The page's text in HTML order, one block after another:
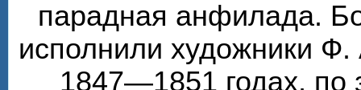
парадная анфилада.
исполнили художники
1847—1851 годах, по